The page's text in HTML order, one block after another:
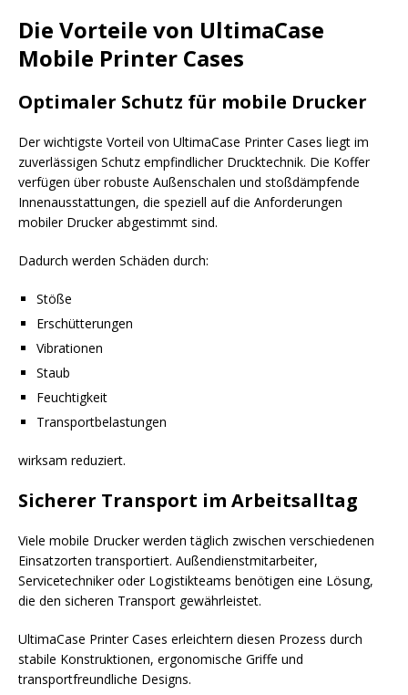
Die Vorteile von UltimaCase
Mobile Printer Cases
Optimaler Schutz für mobile Drucker
Der wichtigste Vorteil von UltimaCase Printer Cases liegt im
zuverlässigen Schutz empfindlicher Drucktechnik. Die Koffer
verfügen über robuste Außenschalen und stoßdämpfende
Innenausstattungen, die speziell auf die Anforderungen
mobiler Drucker abgestimmt sind.
Dadurch werden Schäden durch:
Stöße
Erschütterungen
Vibrationen
Staub
Feuchtigkeit
Transportbelastungen
wirksam reduziert.
Sicherer Transport im Arbeitsalltag
Viele mobile Drucker werden täglich zwischen verschiedenen
Einsatzorten transportiert. Außendienstmitarbeiter,
Servicetechniker oder Logistikteams benötigen eine Lösung,
die den sicheren Transport gewährleistet.
UltimaCase Printer Cases erleichtern diesen Prozess durch
stabile Konstruktionen, ergonomische Griffe und
transportfreundliche Designs.